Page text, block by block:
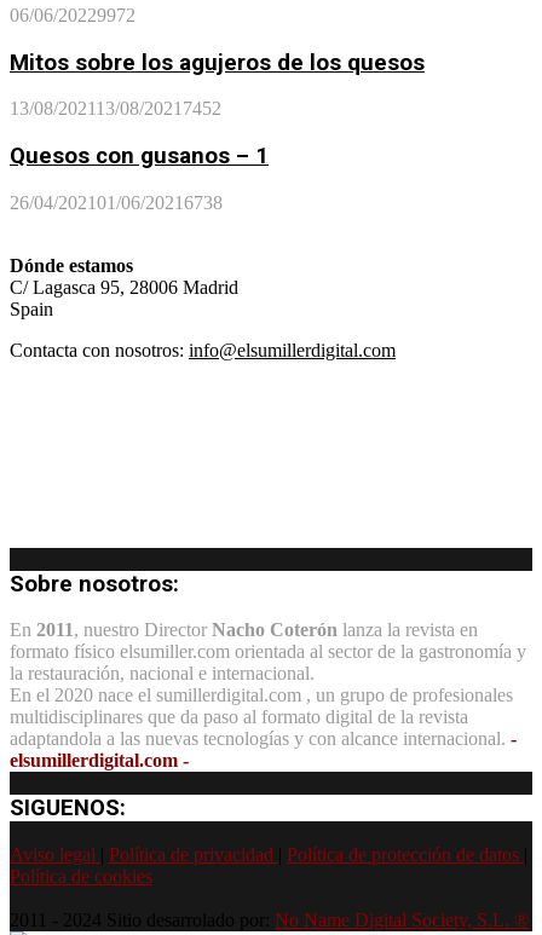
06/06/20229972
Mitos sobre los agujeros de los quesos
13/08/202113/08/20217452
Quesos con gusanos – 1
26/04/202101/06/20216738
Dónde estamos
C/ Lagasca 95, 28006 Madrid
Spain
Contacta con nosotros: info@elsumillerdigital.com
Sobre nosotros:
En 2011, nuestro Director Nacho Coterón lanza la revista en
formato físico elsumiller.com orientada al sector de la gastronomía y
la restauración, nacional e internacional.
En el 2020 nace el sumillerdigital.com , un grupo de profesionales
multidisciplinares que da paso al formato digital de la revista
adaptandola a las nuevas tecnologías y con alcance internacional. -
elsumillerdigital.com -
SIGUENOS:
Aviso legal Política de privacidad Política de protección de datos
Política de cookies
2011 - 2024 Sitio desarrolado por: No Name Digital Society, S.L. ®